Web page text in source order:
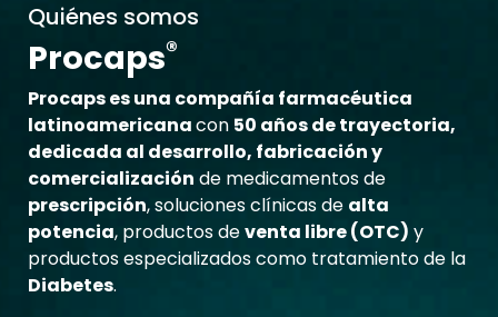
Quiénes somos
Procaps®
Procaps es una compañía farmacéutica
latinoamericanacon 50 años de trayectoria,
dedicada al desarrollo, fabricación y
comercialización de medicamentos de
prescripción, soluciones clínicas de alta
potencia, productos deventa libre (OTC) y
productos especializados como tratamiento de la
Diabetes.